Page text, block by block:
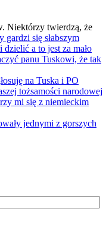
Niektórzy twierdzą, że
gardzi się słabszym
a to jest za mało
panu Tuskowi, że tak
na Tuska i PO
tożsamości narodowej
mi się z niemieckim
jednymi z gorszych